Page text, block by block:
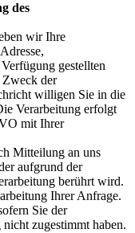
des
wir Ihre
gestellten
Zweck der
willigen Sie in die
Verarbeitung erfolgt
mit Ihrer
Mitteilung an uns
aufgrund der
berührt wird.
Ihrer Anfrage.
Sie der
zugestimmt haben.